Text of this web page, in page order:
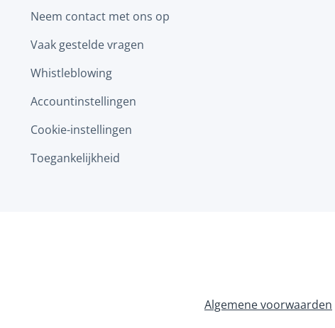
Neem contact met ons op
Vaak gestelde vragen
Whistleblowing
Accountinstellingen
Cookie-instellingen
Toegankelijkheid
Algemene voorwaarden